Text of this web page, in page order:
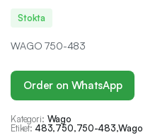
Stokta
WAGO 750-483
Order on WhatsApp
Kategori: Wago
Etiket: 483,750,750-483,Wago